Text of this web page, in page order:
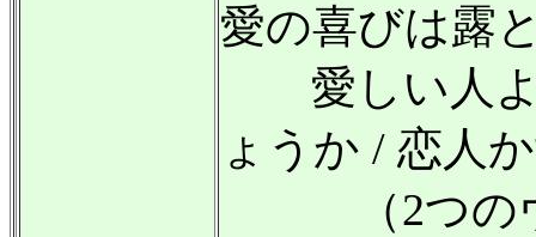
愛の喜びは露
愛しい人よ
ょうか / 恋人
（2つのヴ